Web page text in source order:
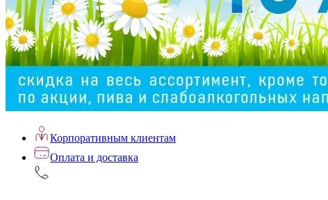
Корпоративным клиентам
Оплата и доставка